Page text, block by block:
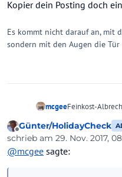
Kopier dein Posting doch
Es kommt nicht darauf an, mit
sondern mit den Augen die Tür
mcgeeFeinkost-
die
gibt es die
gleichzeitig. Auf
loben, ...
Offline
Günter/HolidayCheck
schrieb am 29. Nov. 2017,
zuletzt editiert von Günter/
@mcgee sagte: